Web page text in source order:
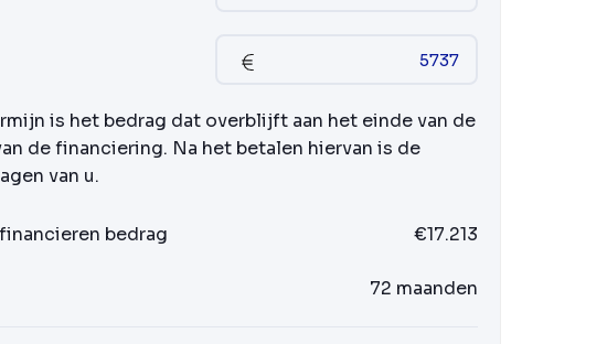
is het bedrag dat overblijft aan het einde van de
de financiering. Na het betalen hiervan is de
van u.
bedrag €17.213
72 maanden